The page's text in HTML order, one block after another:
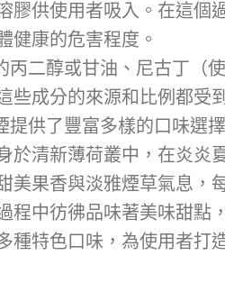
膠供使用者吸入。在這個
健康的危害程度。
二醇或甘油、尼古丁（
些成分的來源和比例都受
供了豐富多樣的口味選
於清新薄荷叢中，在炎炎
美果香與淡雅煙草氣息，
中彷彿品味著美味甜點
種特色口味，為使用者打